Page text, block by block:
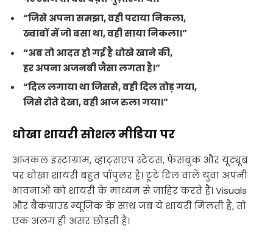
“जिसे अपना समझा, वही पराया निकला,
ख्वाबों में जो बसा था, वही साया निकला।”
“अब तो आदत हो गई है धोखे खाने की,
हर अपना अजनबी जैसा लगता है।”
“दिल लगाया था जिससे, वही दिल तोड़ गया,
जिसे रोते देखा, वही आज रुला गया।”
धोखा शायरी सोशल मीडिया पर
आजकल इंस्टाग्राम, व्हाट्सएप स्टेटस, फेसबुक और यूट्यूब
पर धोखा शायरी बहुत पॉपुलर है। टूटे दिल वाले युवा अपनी
भावनाओं को शायरी के माध्यम से जाहिर करते हैं। Visuals
और बैकग्राउंड म्यूजिक के साथ जब ये शायरी मिलती है, तो
एक अलग ही असर छोड़ती है।